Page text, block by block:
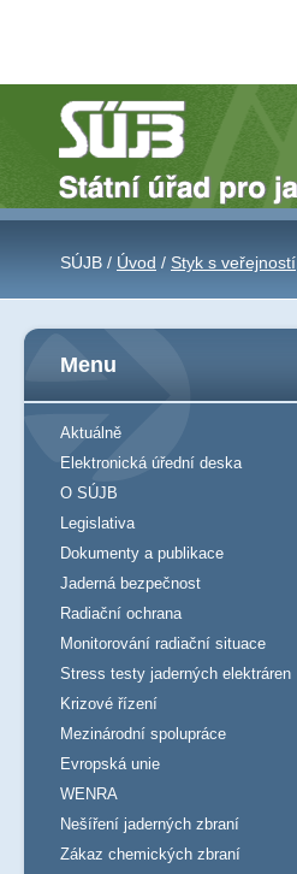
SÚJB / Úvod / Styk s veřejností
Menu
Aktuálně
Elektronická úřední deska
O SÚJB
Legislativa
Dokumenty a publikace
Jaderná bezpečnost
Radiační ochrana
Monitorování radiační situace
Stress testy jaderných elektráren
Krizové řízení
Mezinárodní spolupráce
Evropská unie
WENRA
Nešíření jaderných zbraní
Zákaz chemických zbraní